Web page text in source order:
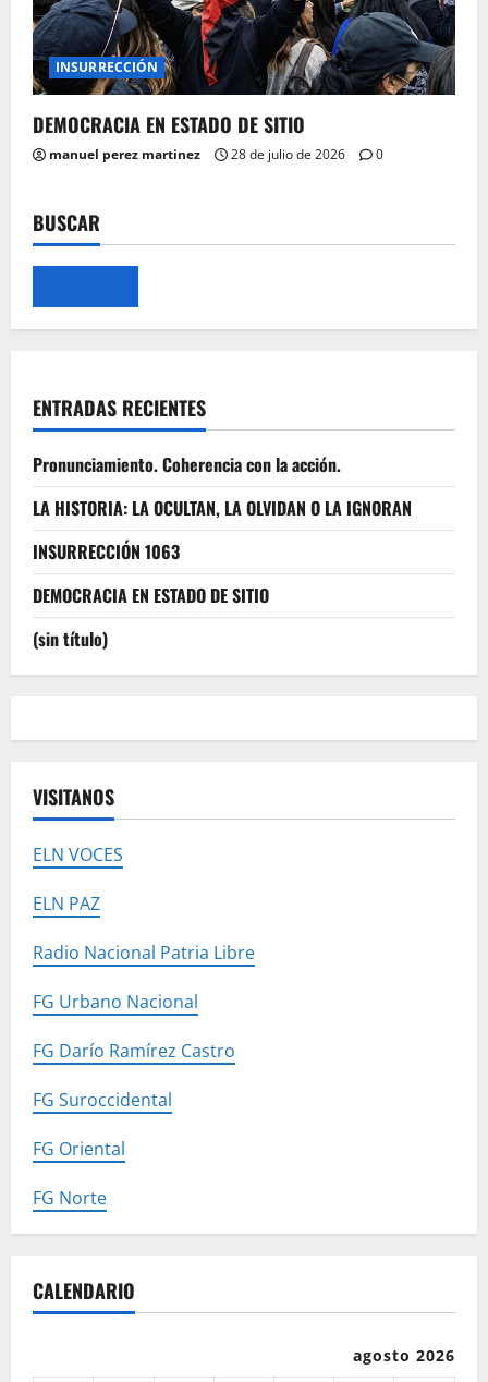
INSURRECCIÓN
DEMOCRACIA EN ESTADO DE SITIO
manuel perez martinez 28 de julio de 2026 0
BUSCAR
ENTRADAS RECIENTES
Pronunciamiento. Coherencia con la acción.
LA HISTORIA: LA OCULTAN, LA OLVIDAN O LA IGNORAN
INSURRECCIÓN 1063
DEMOCRACIA EN ESTADO DE SITIO
(sin título)
VISITANOS
ELN VOCES
ELN PAZ
Radio Nacional Patria Libre
FG Urbano Nacional
FG Darío Ramírez Castro
FG Suroccidental
FG Oriental
FG Norte
CALENDARIO
agosto 2026